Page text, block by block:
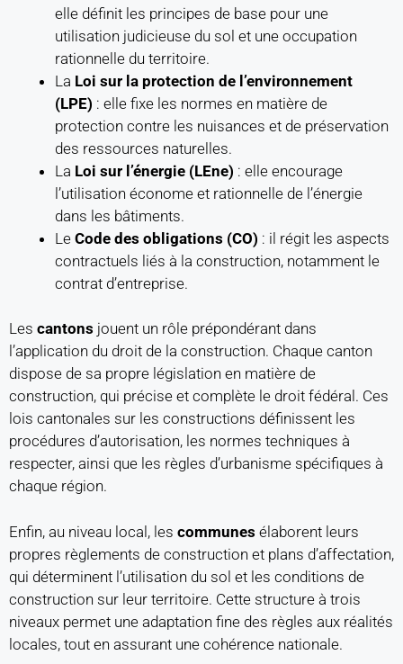
elle définit les principes de base pour une
utilisation judicieuse du sol et une occupation
rationnelle du territoire.
La Loi sur la protection de l’environnement
(LPE) : elle fixe les normes en matière de
protection contre les nuisances et de préservation
des ressources naturelles.
La Loi sur l’énergie (LEne) : elle encourage
l’utilisation économe et rationnelle de l’énergie
dans les bâtiments.
Le Code des obligations (CO) : il régit les aspects
contractuels liés à la construction, notamment le
contrat d’entreprise.
Les cantons jouent un rôle prépondérant dans
l’application du droit de la construction. Chaque canton
dispose de sa propre législation en matière de
construction, qui précise et complète le droit fédéral. Ces
lois cantonales sur les constructions définissent les
procédures d’autorisation, les normes techniques à
respecter, ainsi que les règles d’urbanisme spécifiques à
chaque région.
Enfin, au niveau local, les communes élaborent leurs
propres règlements de construction et plans d’affectation,
qui déterminent l’utilisation du sol et les conditions de
construction sur leur territoire. Cette structure à trois
niveaux permet une adaptation fine des règles aux réalités
locales, tout en assurant une cohérence nationale.